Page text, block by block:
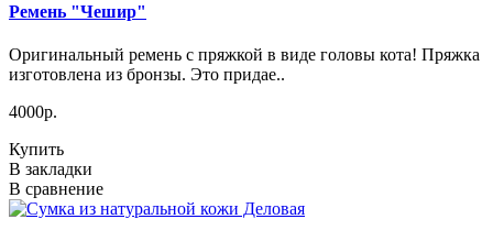
Ремень "Чешир"
Оригинальный ремень с пряжкой в виде головы кота! Пряжка
изготовлена из бронзы. Это придае..
4000р.
Купить
В закладки
В сравнение